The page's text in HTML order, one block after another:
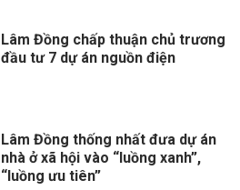
Lâm Đồng chấp thuận chủ trương
đầu tư 7 dự án nguồn điện
Lâm Đồng thống nhất đưa dự án
nhà ở xã hội vào “luồng xanh”,
“luồng ưu tiên”